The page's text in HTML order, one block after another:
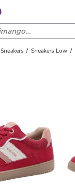
Sneakers Sneakers Low